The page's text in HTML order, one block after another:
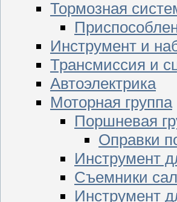
Тормозная
Инструмент и
Трансмиссия и
Автоэлектрика
Моторная группа
Поршневая
Оправки
Инструмент
Съемники
Инструмент